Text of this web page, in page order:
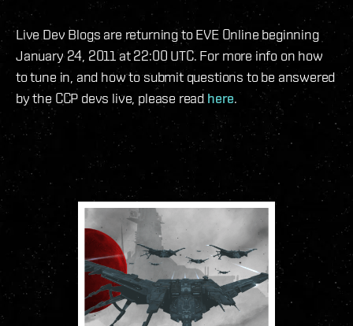
Live Dev Blogs are returning to EVE Online beginning
January 24, 2011 at 22:00 UTC. For more info on how
to tune in, and how to submit questions to be answered
by the CCP devs live, please readhere.